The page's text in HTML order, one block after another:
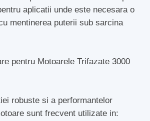
aplicatii unde este necesara o
mentinerea puterii sub sarcina
pentru Motoarele Trifazate 3000
robuste si a performantelor
sunt frecvent utilizate in: